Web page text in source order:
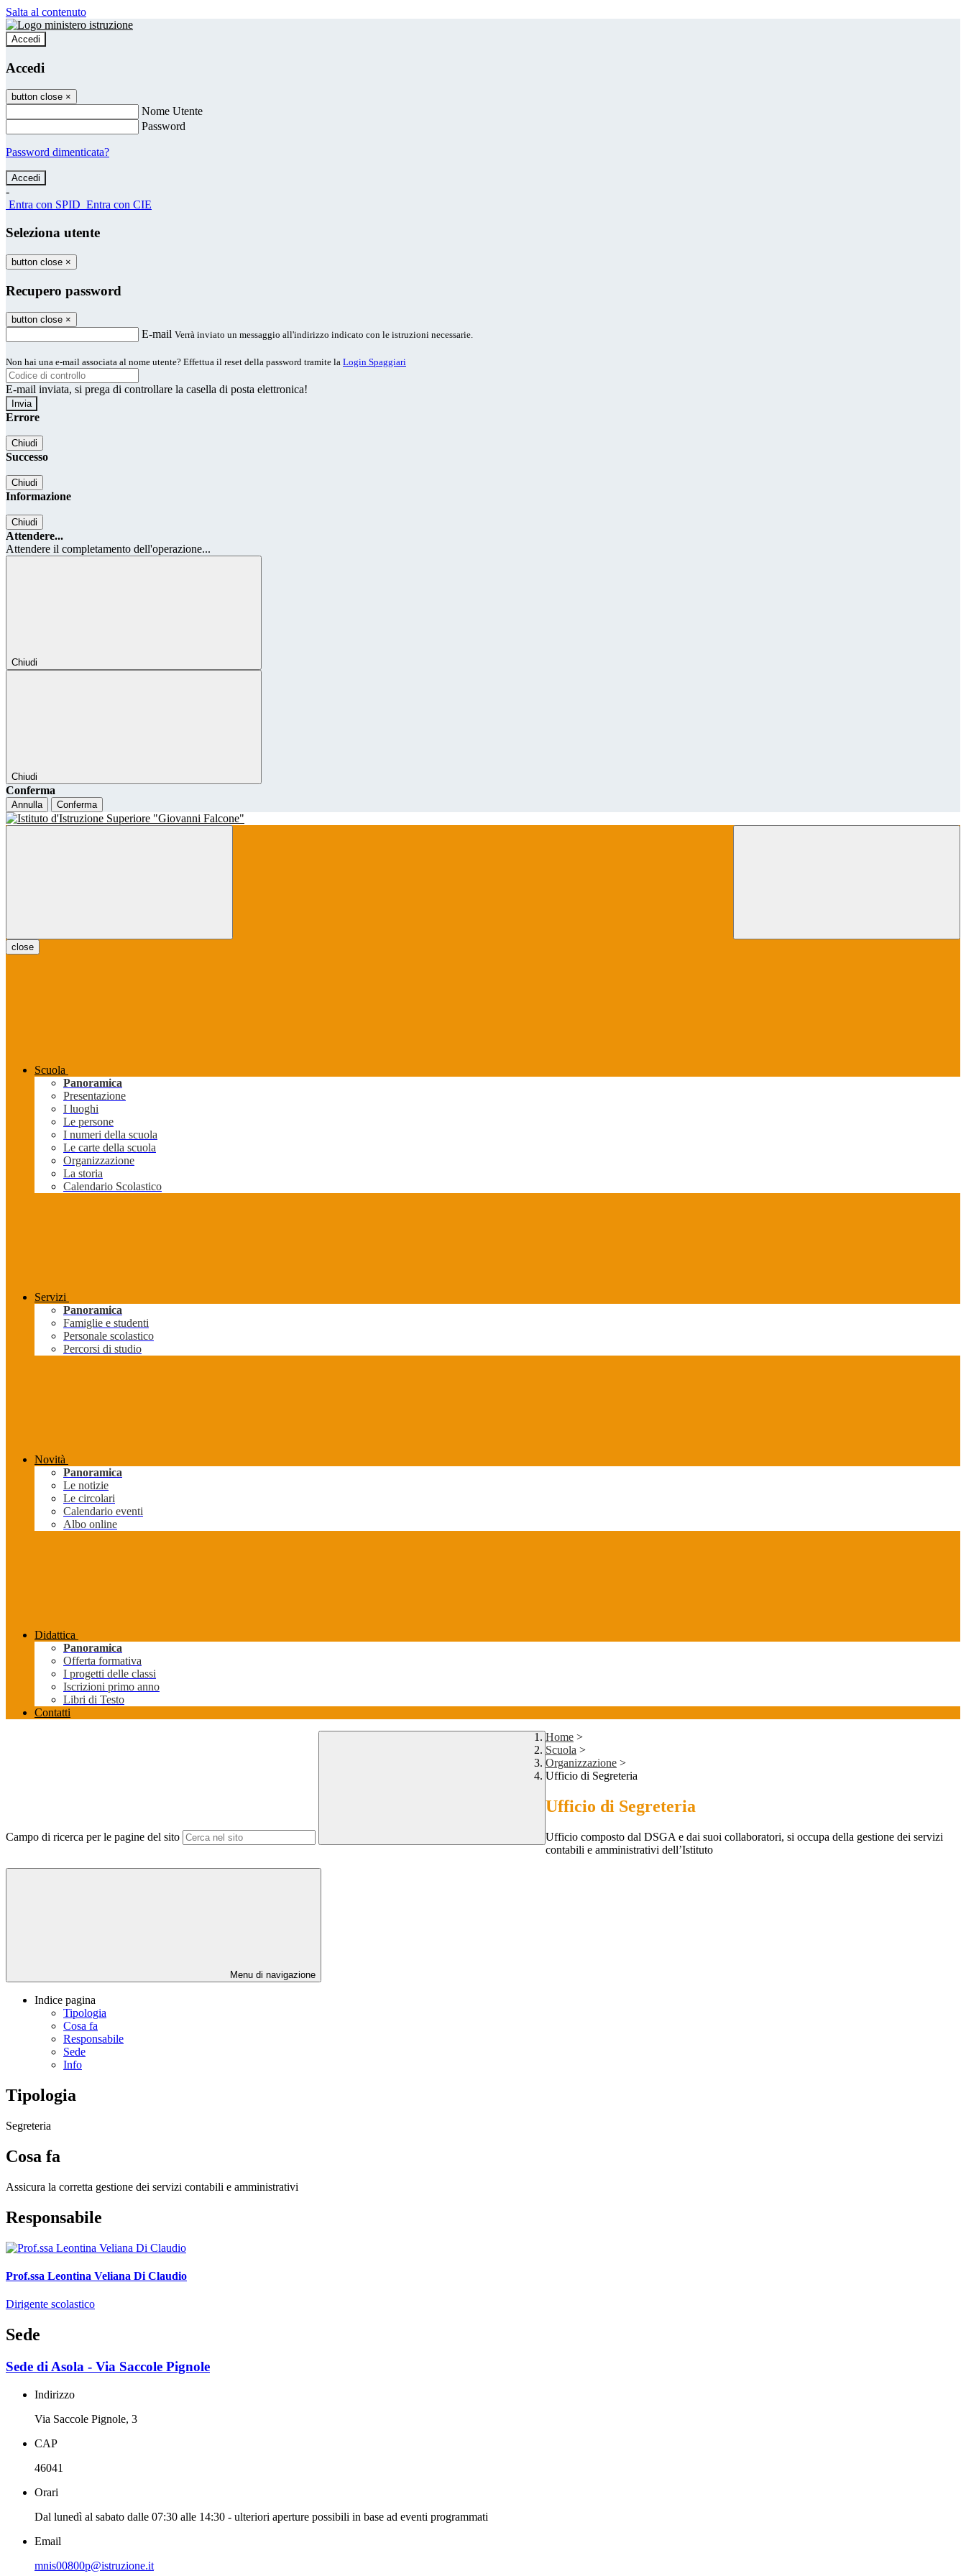
Salta al contenuto
Accedi
Accedi
button close ×
Nome Utente
Password
Password dimenticata?
-
Entra con SPID Entra con CIE
Seleziona utente
button close ×
Recupero password
button close ×
E-mail Verrà inviato un messaggio all'indirizzo indicato con le istruzioni necessarie.
Non hai una e-mail associata al nome utente? Effettua il reset della password tramite la Login Spaggiari
E-mail inviata, si prega di controllare la casella di posta elettronica!
Errore
Chiudi
Successo
Chiudi
Informazione
Chiudi
Attendere...
Attendere il completamento dell'operazione...
Chiudi
Chiudi
Conferma
Annulla Conferma
close
Scuola
Panoramica
Presentazione
I luoghi
Le persone
I numeri della scuola
Le carte della scuola
Organizzazione
La storia
Calendario Scolastico
Servizi
Panoramica
Famiglie e studenti
Personale scolastico
Percorsi di studio
Novità
Panoramica
Le notizie
Le circolari
Calendario eventi
Albo online
Didattica
Panoramica
Offerta formativa
I progetti delle classi
Iscrizioni primo anno
Libri di Testo
Contatti
Campo di ricerca per le pagine del sito
Home >
Scuola >
Organizzazione >
Ufficio di Segreteria
Ufficio di Segreteria
Ufficio composto dal DSGA e dai suoi collaboratori, si occupa della gestione dei servizi
contabili e amministrativi dell’Istituto
Menu di navigazione
Indice pagina
Tipologia
Cosa fa
Responsabile
Sede
Info
Tipologia
Segreteria
Cosa fa
Assicura la corretta gestione dei servizi contabili e amministrativi
Responsabile
Prof.ssa Leontina Veliana Di Claudio
Dirigente scolastico
Sede
Sede di Asola - Via Saccole Pignole
Indirizzo
Via Saccole Pignole, 3
CAP
46041
Orari
Dal lunedì al sabato dalle 07:30 alle 14:30 - ulteriori aperture possibili in base ad eventi programmati
Email
mnis00800p@istruzione.it